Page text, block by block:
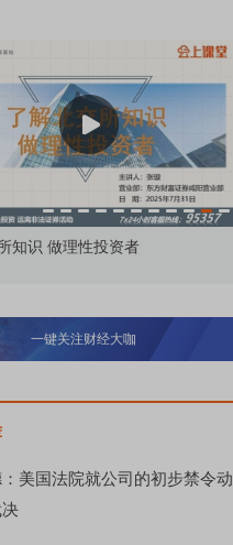
知识 做理性投资者
一键关注财经大咖
美国法院就公司的初步禁令动